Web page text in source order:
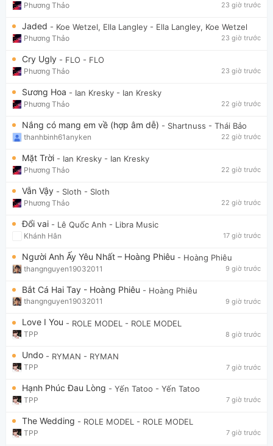
Phương Thảo 23 giờ trước
Jaded - Koe Wetzel, Ella Langley - Ella Langley, Koe Wetzel
Phương Thảo 23 giờ trước
Cry Ugly - FLO - FLO
Phương Thảo 23 giờ trước
Sương Hoa - Ian Kresky - Ian Kresky
Phương Thảo 22 giờ trước
Nắng có mang em về (hợp âm dễ) - Shartnuss - Thái Bảo
thanhbinh61anyken 22 giờ trước
Mặt Trời - Ian Kresky - Ian Kresky
Phương Thảo 22 giờ trước
Vẫn Vậy - Sloth - Sloth
Phương Thảo 22 giờ trước
Đổi vai - Lê Quốc Anh - Libra Music
Khánh Hân 17 giờ trước
Người Anh Ấy Yêu Nhất – Hoàng Phiêu - Hoàng Phiêu
thangnguyen19032011 9 giờ trước
Bắt Cá Hai Tay - Hoàng Phiêu - Hoàng Phiêu
thangnguyen19032011 9 giờ trước
Love I You - ROLE MODEL - ROLE MODEL
TPP 8 giờ trước
Undo - RYMAN - RYMAN
TPP 7 giờ trước
Hạnh Phúc Đau Lòng - Yến Tatoo - Yến Tatoo
TPP 7 giờ trước
The Wedding - ROLE MODEL - ROLE MODEL
TPP 7 giờ trước